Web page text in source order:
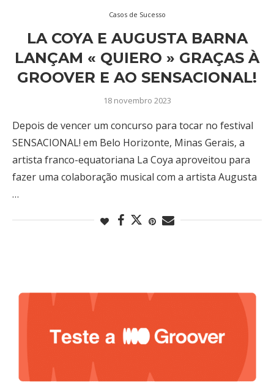
Casos de Sucesso
LA COYA E AUGUSTA BARNA
LANÇAM « QUIERO » GRAÇAS À
GROOVER E AO SENSACIONAL!
18 novembro 2023
Depois de vencer um concurso para tocar no festival
SENSACIONAL! em Belo Horizonte, Minas Gerais, a
artista franco-equatoriana La Coya aproveitou para
fazer uma colaboração musical com a artista Augusta
…